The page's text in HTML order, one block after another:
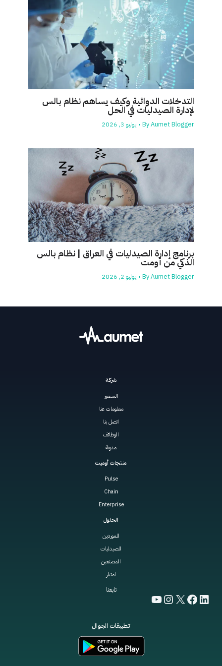
التدخلات الدوائية وكيف يساهم نظام بالس
لإدارة الصيدليات في الحل
ByAumet Blogger
• يوليو 3, 2026
برنامج إدارة الصيدليات في العراق | نظام بالس
الذكي من أومت
ByAumet Blogger
• يوليو 2, 2026
شركة
التسعير
معلومات عنا
اتصل بنا
الوظائف
مدونة
منتجات أوميت
Pulse
Chain
Enterprise
الحلول
للموردين
للصيدليات
المصنعين
امتياز
تابعنا
LinkedIn
Facebook
X
Instagram
YouTube
تطبيقات الجوال